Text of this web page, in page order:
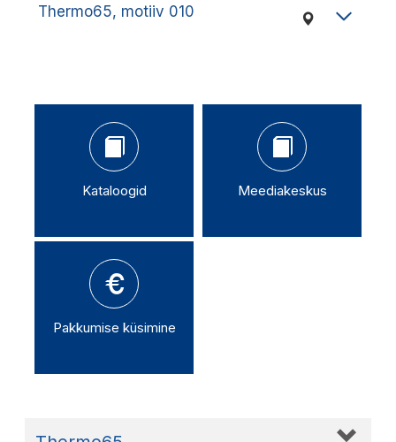
Thermo65, motiiv 010
Kataloogid Meediakeskus
Pakkumise küsimine